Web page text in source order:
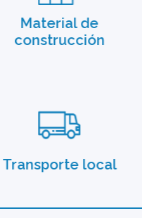
Material de
construcción
Transporte local